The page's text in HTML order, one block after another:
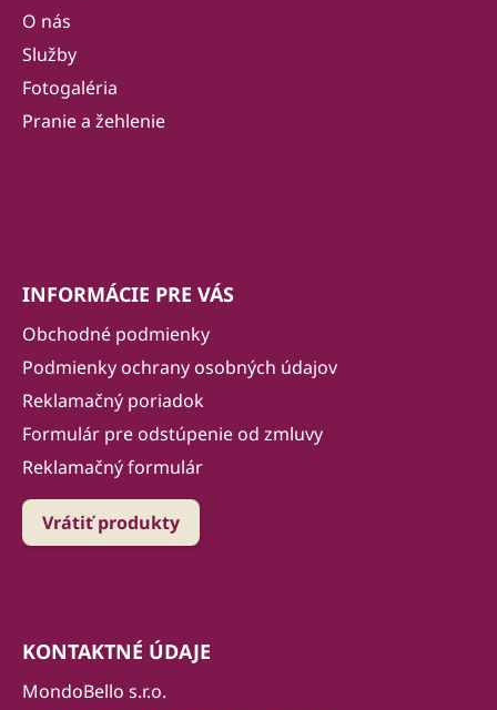
O nás
Služby
Fotogaléria
Pranie a žehlenie
INFORMÁCIE PRE VÁS
Obchodné podmienky
Podmienky ochrany osobných údajov
Reklamačný poriadok
Formulár pre odstúpenie od zmluvy
Reklamačný formulár
Vrátiť produkty
KONTAKTNÉ ÚDAJE
MondoBello s.r.o.